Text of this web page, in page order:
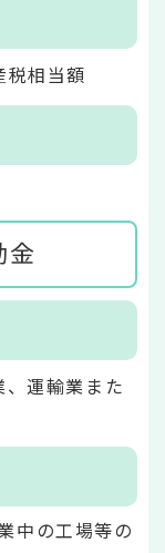
税相当額
金
運輸業また
中の工場等の